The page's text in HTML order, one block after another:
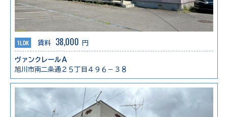
1LDK 賃料 38,000 円
ヴァンクレールＡ
旭川市南二条通２５丁目４９６－３８